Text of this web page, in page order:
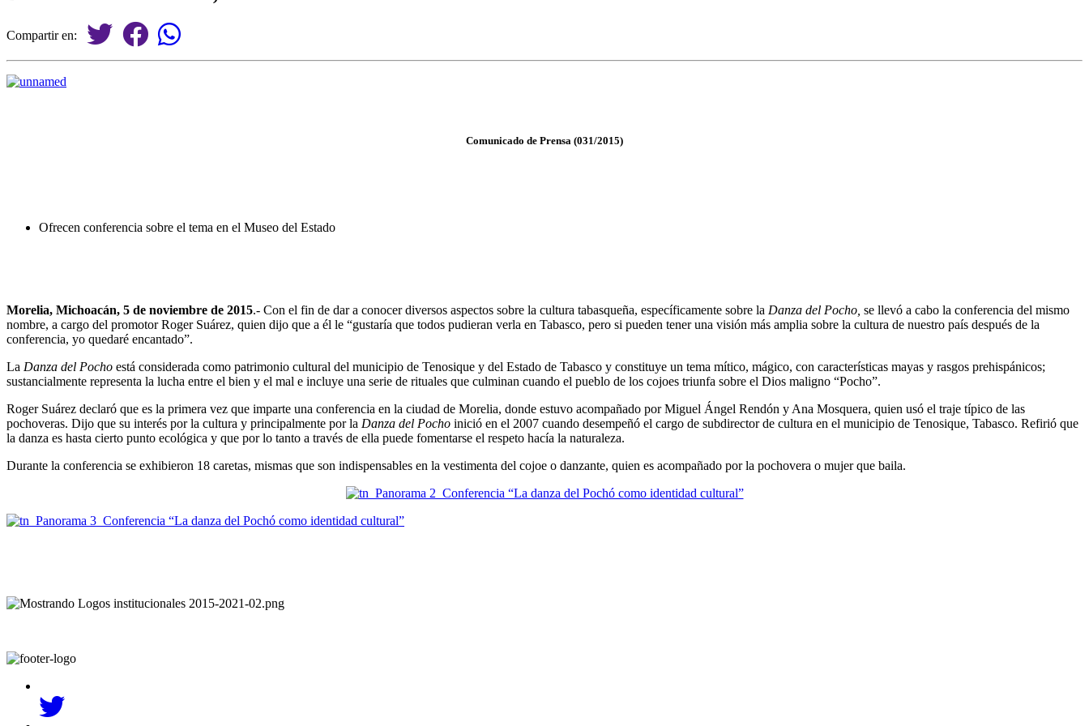
Compartir en:
Comunicado de Prensa (031/2015)
Ofrecen conferencia sobre el tema en el Museo del Estado
Morelia, Michoacán, 5 de noviembre de 2015.- Con el fin de dar a conocer diversos aspectos sobre la cultura tabasqueña, específicamente sobre la Danza del Pocho, se llevó a cabo la conferencia del mismo
nombre, a cargo del promotor Roger Suárez, quien dijo que a él le “gustaría que todos pudieran verla en Tabasco, pero si pueden tener una visión más amplia sobre la cultura de nuestro país después de la
conferencia, yo quedaré encantado”.
La Danza del Pocho está considerada como patrimonio cultural del municipio de Tenosique y del Estado de Tabasco y constituye un tema mítico, mágico, con características mayas y rasgos prehispánicos;
sustancialmente representa la lucha entre el bien y el mal e incluye una serie de rituales que culminan cuando el pueblo de los cojoes triunfa sobre el Dios maligno “Pocho”.
Roger Suárez declaró que es la primera vez que imparte una conferencia en la ciudad de Morelia, donde estuvo acompañado por Miguel Ángel Rendón y Ana Mosquera, quien usó el traje típico de las
pochoveras. Dijo que su interés por la cultura y principalmente por la Danza del Pocho inició en el 2007 cuando desempeñó el cargo de subdirector de cultura en el municipio de Tenosique, Tabasco. Refirió que
la danza es hasta cierto punto ecológica y que por lo tanto a través de ella puede fomentarse el respeto hacía la naturaleza.
Durante la conferencia se exhibieron 18 caretas, mismas que son indispensables en la vestimenta del cojoe o danzante, quien es acompañado por la pochovera o mujer que baila.